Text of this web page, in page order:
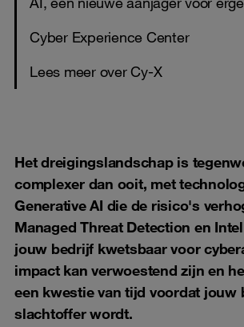
Cyber Experience Center
Lees meer over Cy-X
Het dreigingslandschap is
complexer dan ooit, met
Generative AI die de risico's
Managed Threat Detection en
jouw bedrijf kwetsbaar voor
impact kan verwoestend zijn en
een kwestie van tijd voordat jouw
slachtoffer wordt.